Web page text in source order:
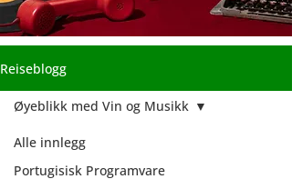
Reiseblogg
Alle innlegg
Portugisisk Programvare
Øyeblikk med Vin og Musikk